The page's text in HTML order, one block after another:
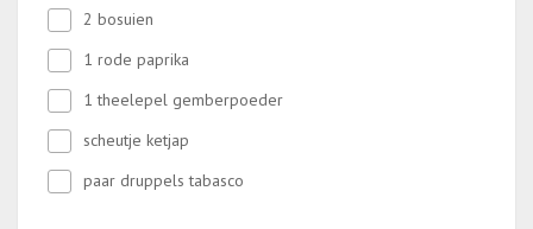
2 bosuien
1 rode paprika
1 theelepel gemberpoeder
scheutje ketjap
paar druppels tabasco